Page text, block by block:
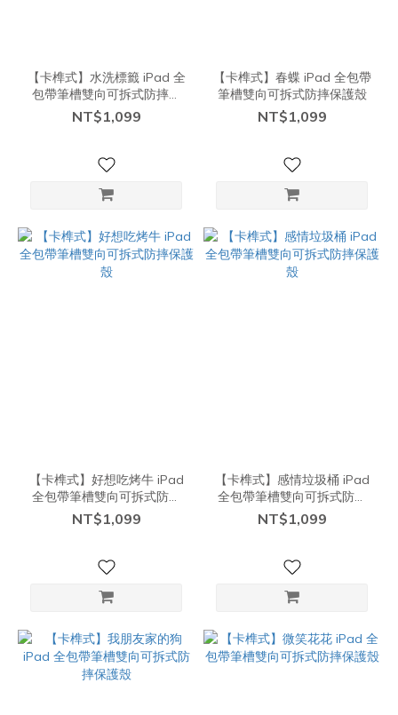
【卡榫式】水洗標籤 iPad 全
包帶筆槽雙向可拆式防摔保
護殼
NT$1,099
【卡榫式】春蝶 iPad 全包帶
筆槽雙向可拆式防摔保護殼
NT$1,099
【卡榫式】好想吃烤牛 iPad
全包帶筆槽雙向可拆式防摔
保護殼
NT$1,099
【卡榫式】感情垃圾桶 iPad
全包帶筆槽雙向可拆式防摔
保護殼
NT$1,099